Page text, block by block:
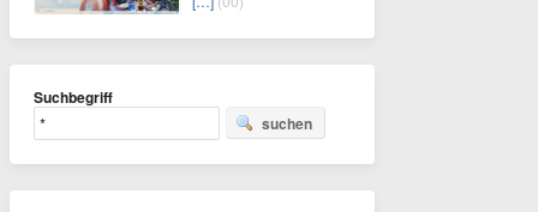
Suchbegriff
suchen